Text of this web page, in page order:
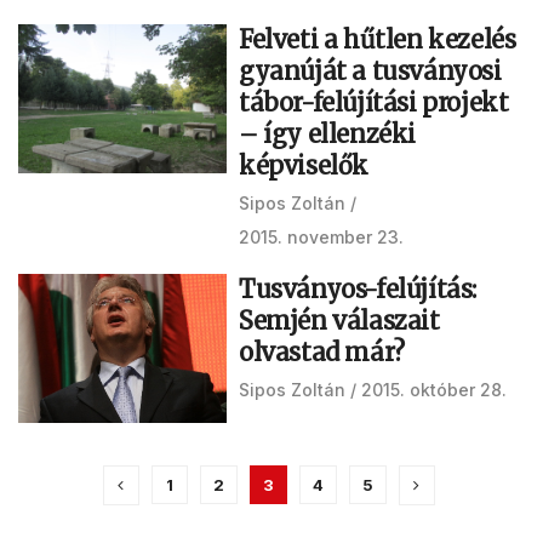
Felveti a hűtlen kezelés
gyanúját a tusványosi
tábor-felújítási projekt
– így ellenzéki
képviselők
Sipos Zoltán
2015. november 23.
Tusványos-felújítás:
Semjén válaszait
olvastad már?
Sipos Zoltán 2015. október 28.
1 2 3 4 5